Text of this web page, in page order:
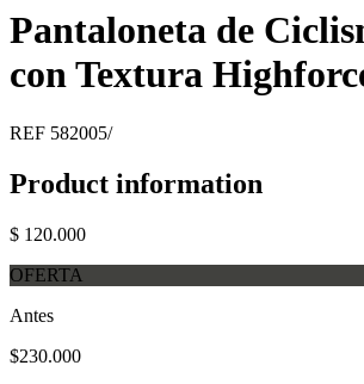
Pantaloneta de
con Textura
REF 582005/
Product information
$ 120.000
OFERTA
Antes
$230.000